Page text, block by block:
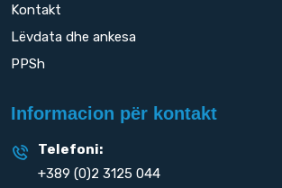
Kontakt
Lëvdata dhe ankesa
PPSh
Informacion për kontakt
Telefoni:
+389 (0)2 3125 044